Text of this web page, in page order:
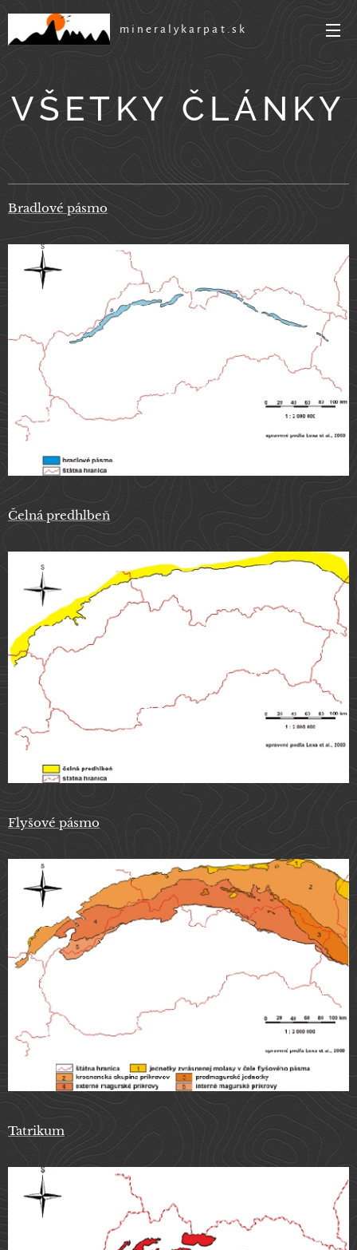
mineralykarpat.sk
VŠETKY ČLÁNKY
Bradlové pásmo
Čelná predhlbeň
Flyšové pásmo
Tatrikum